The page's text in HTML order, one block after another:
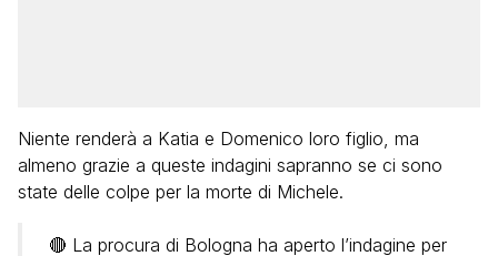
Niente renderà a Katia e Domenico loro figlio, ma
almeno grazie a queste indagini sapranno se ci sono
state delle colpe per la morte di Michele.
🔴 La procura di Bologna ha aperto l’indagine per